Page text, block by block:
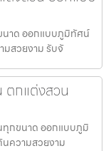
าด ออกแบบภูมิทัศน์
มสวยงาม รับจั
ตกแต่งสวน
กขนาด ออกแบบภูมิ
ความสวยงาม